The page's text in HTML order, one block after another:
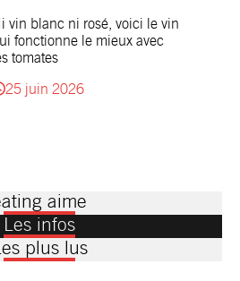
vin blanc ni rosé, voici le vin
fonctionne le mieux avec
tomates
25 juin 2026
aime
Les infos
plus lus